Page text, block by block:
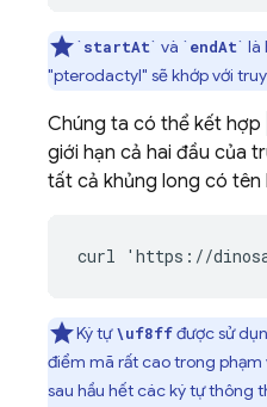
` startAt` và ` endAt` là
"pterodactyl" sẽ khớp với
Chúng ta có thể kết hợp
giới hạn cả hai đầu của
tất cả khủng long có
Ký tự\uf8ffđược sử
điểm mã rất cao trong phạm
sau hầu hết các ký tự thông